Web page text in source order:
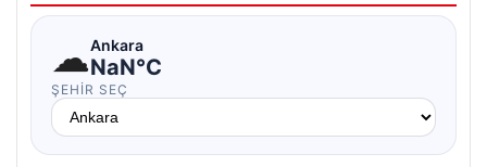
☁Ankara
NaN°C
ŞEHIR SEÇ